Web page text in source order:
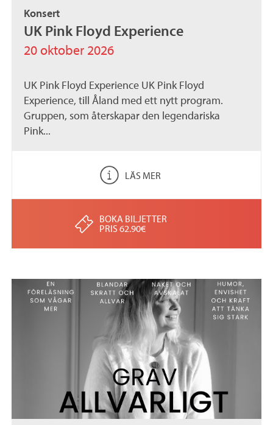
Konsert
UK Pink Floyd Experience
20 oktober 2026
UK Pink Floyd Experience UK Pink Floyd
Experience, till Åland med ett nytt program.
Gruppen, som återskapar den legendariska
Pink...
LÄS MER
BOKA BILJETTER
PRIS 62.90€